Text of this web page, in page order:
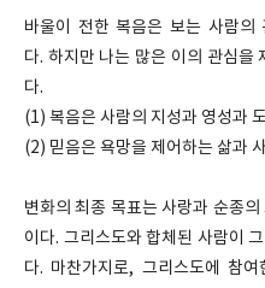
바울이 전한 복음은 보는 사람
다. 하지만 나는 많은 이의 관심을
다.
(1) 복음은 사람의 지성과 영성과
(2) 믿음은 욕망을 제어하는 삶과
변화의 최종 목표는 사랑과 순종
이다. 그리스도와 합체된 사람이
다. 마찬가지로, 그리스도에 참